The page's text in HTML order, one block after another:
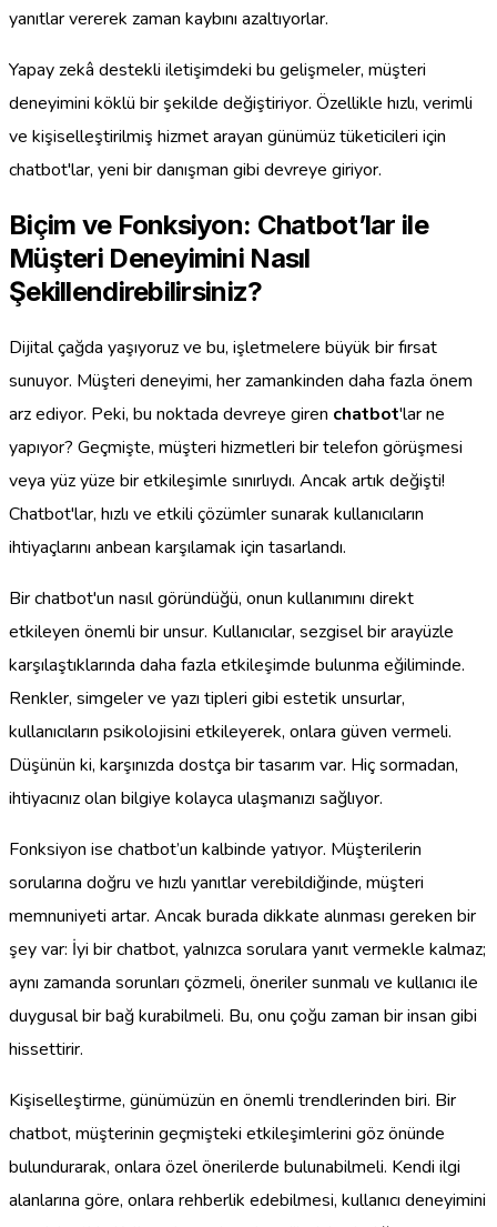
yanıtlar vererek zaman kaybını azaltıyorlar.
Yapay zekâ destekli iletişimdeki bu gelişmeler, müşteri
deneyimini köklü bir şekilde değiştiriyor. Özellikle hızlı, verimli
ve kişiselleştirilmiş hizmet arayan günümüz tüketicileri için
chatbot'lar, yeni bir danışman gibi devreye giriyor.
Biçim ve Fonksiyon: Chatbot’lar ile
Müşteri Deneyimini Nasıl
Şekillendirebilirsiniz?
Dijital çağda yaşıyoruz ve bu, işletmelere büyük bir fırsat
sunuyor. Müşteri deneyimi, her zamankinden daha fazla önem
arz ediyor. Peki, bu noktada devreye giren chatbot'lar ne
yapıyor? Geçmişte, müşteri hizmetleri bir telefon görüşmesi
veya yüz yüze bir etkileşimle sınırlıydı. Ancak artık değişti!
Chatbot'lar, hızlı ve etkili çözümler sunarak kullanıcıların
ihtiyaçlarını anbean karşılamak için tasarlandı.
Bir chatbot'un nasıl göründüğü, onun kullanımını direkt
etkileyen önemli bir unsur. Kullanıcılar, sezgisel bir arayüzle
karşılaştıklarında daha fazla etkileşimde bulunma eğiliminde.
Renkler, simgeler ve yazı tipleri gibi estetik unsurlar,
kullanıcıların psikolojisini etkileyerek, onlara güven vermeli.
Düşünün ki, karşınızda dostça bir tasarım var. Hiç sormadan,
ihtiyacınız olan bilgiye kolayca ulaşmanızı sağlıyor.
Fonksiyon ise chatbot’un kalbinde yatıyor. Müşterilerin
sorularına doğru ve hızlı yanıtlar verebildiğinde, müşteri
memnuniyeti artar. Ancak burada dikkate alınması gereken bir
şey var: İyi bir chatbot, yalnızca sorulara yanıt vermekle kalmaz;
aynı zamanda sorunları çözmeli, öneriler sunmalı ve kullanıcı ile
duygusal bir bağ kurabilmeli. Bu, onu çoğu zaman bir insan gibi
hissettirir.
Kişiselleştirme, günümüzün en önemli trendlerinden biri. Bir
chatbot, müşterinin geçmişteki etkileşimlerini göz önünde
bulundurarak, onlara özel önerilerde bulunabilmeli. Kendi ilgi
alanlarına göre, onlara rehberlik edebilmesi, kullanıcı deneyimini